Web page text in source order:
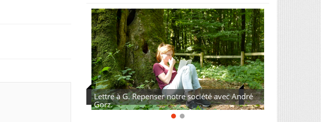
Lettre à G. Repenser notre société avec André
Gorz.